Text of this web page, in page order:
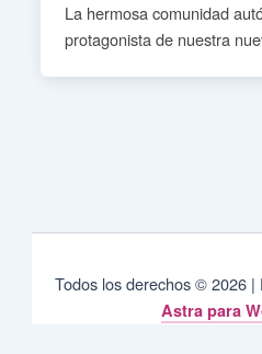
La hermosa comunidad
protagonista de nuestra
Todos los derechos © 2026 |
Astra para